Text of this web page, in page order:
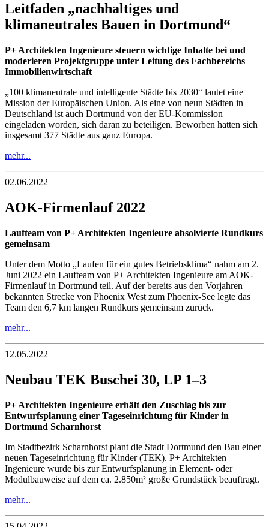
Leitfaden „nachhaltiges und
klimaneutrales Bauen in Dortmund“
P+ Architekten Ingenieure steuern wichtige Inhalte bei und
moderieren Projektgruppe unter Leitung des Fachbereichs
Immobilienwirtschaft
„100 klimaneutrale und intelligente Städte bis 2030“ lautet eine
Mission der Europäischen Union. Als eine von neun Städten in
Deutschland ist auch Dortmund von der EU-Kommission
eingeladen worden, sich daran zu beteiligen. Beworben hatten sich
insgesamt 377 Städte aus ganz Europa.
mehr...
02.06.2022
AOK-Firmenlauf 2022
Laufteam von P+ Architekten Ingenieure absolvierte Rundkurs
gemeinsam
Unter dem Motto „Laufen für ein gutes Betriebsklima“ nahm am 2.
Juni 2022 ein Laufteam von P+ Architekten Ingenieure am AOK-
Firmenlauf in Dortmund teil. Auf der bereits aus den Vorjahren
bekannten Strecke von Phoenix West zum Phoenix-See legte das
Team den 6,7 km langen Rundkurs gemeinsam zurück.
mehr...
12.05.2022
Neubau TEK Buschei 30, LP 1–3
P+ Architekten Ingenieure erhält den Zuschlag bis zur
Entwurfsplanung einer Tageseinrichtung für Kinder in
Dortmund Scharnhorst
Im Stadtbezirk Scharnhorst plant die Stadt Dortmund den Bau einer
neuen Tageseinrichtung für Kinder (TEK). P+ Architekten
Ingenieure wurde bis zur Entwurfsplanung in Element- oder
Modulbauweise auf dem ca. 2.850m² große Grundstück beauftragt.
mehr...